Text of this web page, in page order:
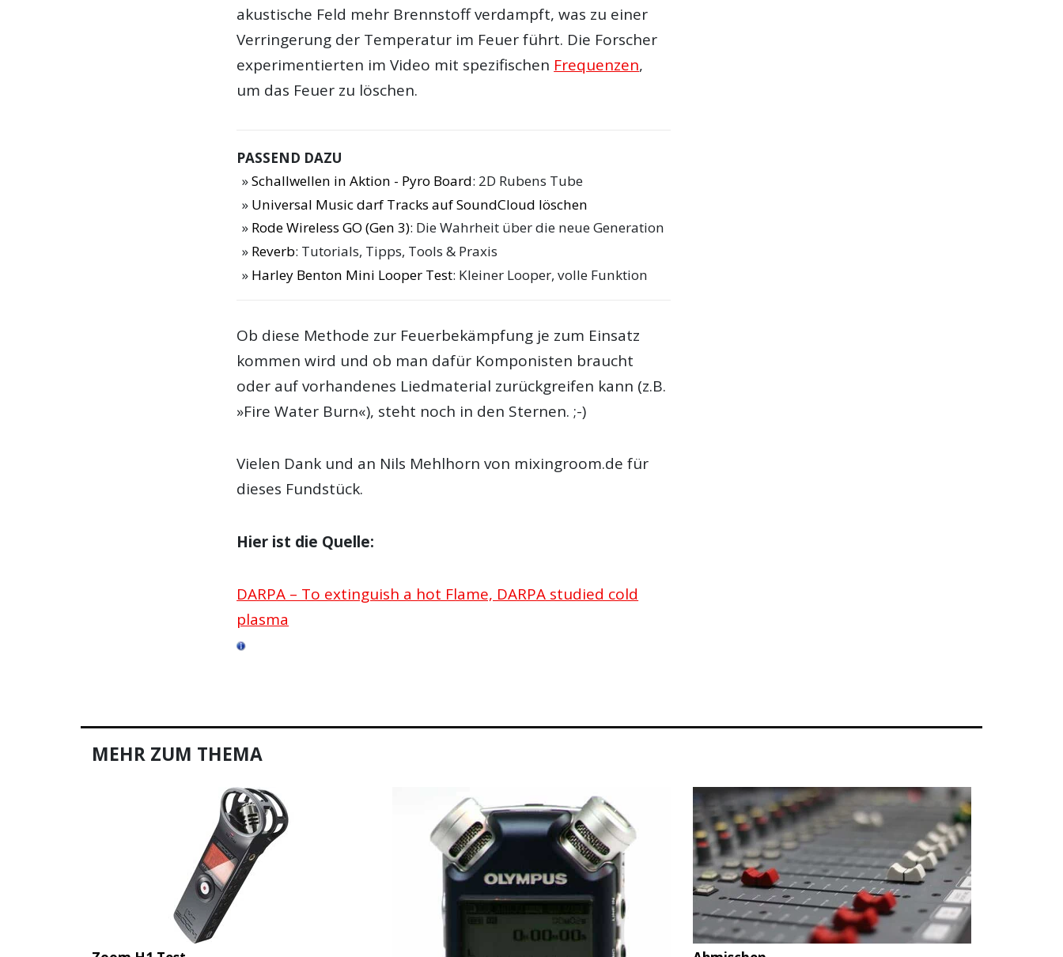
akustische Feld mehr Brennstoff verdampft, was zu einer
Verringerung der Temperatur im Feuer führt. Die Forscher
experimentierten im Video mit spezifischen Frequenzen,
um das Feuer zu löschen.
PASSEND DAZU
Schallwellen in Aktion - Pyro Board: 2D Rubens Tube
Universal Music darf Tracks auf SoundCloud löschen
Rode Wireless GO (Gen 3): Die Wahrheit über die neue Generation
Reverb: Tutorials, Tipps, Tools & Praxis
Harley Benton Mini Looper Test: Kleiner Looper, volle Funktion
Ob diese Methode zur Feuerbekämpfung je zum Einsatz
kommen wird und ob man dafür Komponisten braucht
oder auf vorhandenes Liedmaterial zurückgreifen kann (z.B.
»Fire Water Burn«), steht noch in den Sternen. ;-)
Vielen Dank und an Nils Mehlhorn von mixingroom.de für
dieses Fundstück.
Hier ist die Quelle:
DARPA – To extinguish a hot Flame, DARPA studied cold
plasma
MEHR ZUM THEMA